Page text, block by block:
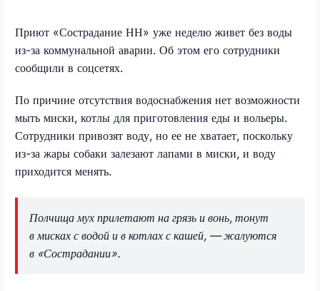
Приют «Сострадание НН» уже неделю живет без воды
из-за коммунальной аварии. Об этом его сотрудники
сообщили в соцсетях.
По причине отсутствия водоснабжения нет возможности
мыть миски, котлы для приготовления еды и вольеры.
Сотрудники привозят воду, но ее не хватает, поскольку
из-за жары собаки залезают лапами в миски, и воду
приходится менять.
Полчища мух прилетают на грязь и вонь, тонут
в мисках с водой и в котлах с кашей, — жалуются
в «Сострадании».